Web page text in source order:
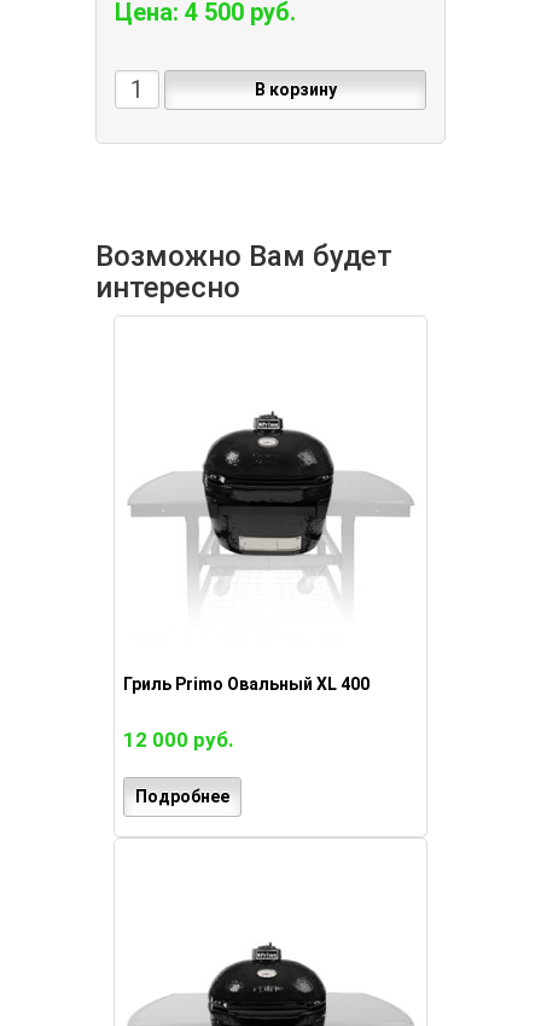
Цена: 4 500 руб.
В корзину
Возможно Вам будет
интересно
Гриль Primo Овальный XL 400
12 000 руб.
Подробнее